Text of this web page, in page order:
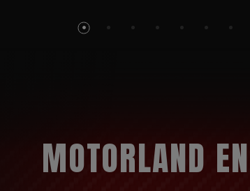
MOTORLAND